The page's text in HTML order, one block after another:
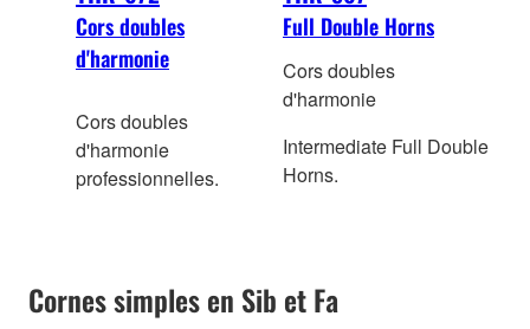
Cors doubles
d'harmonie
Cors doubles
d'harmonie
professionnelles.
Full Double Horns
Cors doubles
d'harmonie
Intermediate Full Double
Horns.
Cornes simples en Sib et Fa